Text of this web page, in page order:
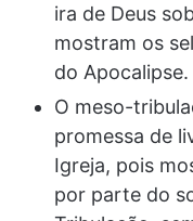
ira de Deus
mostram os
do Apocalipse.
O meso-
promessa de
Igreja, pois
por parte do